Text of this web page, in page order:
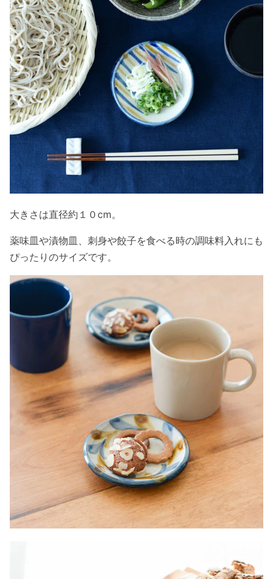
大きさは直径約１０cm。
薬味皿や漬物皿、刺身や餃子を食べる時の調味料入れにも
ぴったりのサイズです。